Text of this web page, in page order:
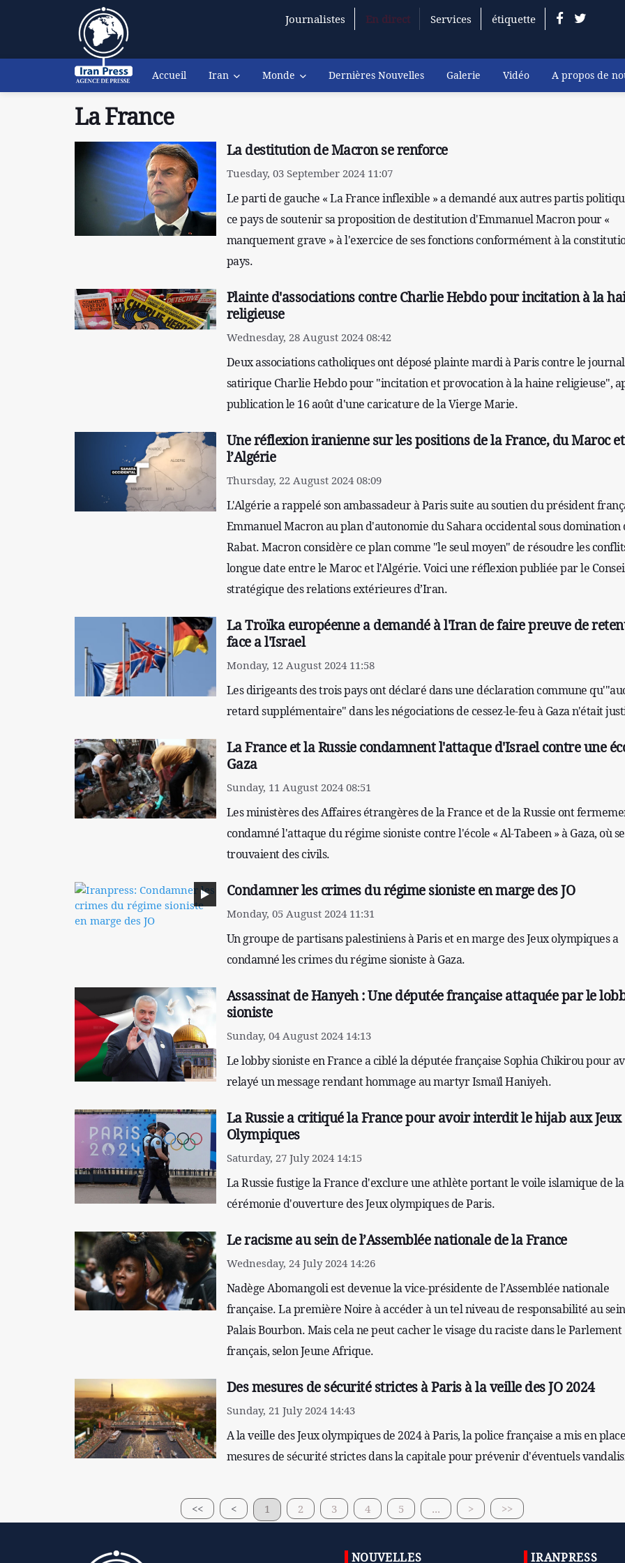
Journalistes En direct Services étiquette
Accueil Iran Monde Dernières Nouvelles Galerie Vidéo A propos de
La France
La destitution de Macron se renforce
Tuesday, 03 September 2024 11:07
Le parti de gauche « La France inflexible » a demandé aux autres partis
ce pays de soutenir sa proposition de destitution d'Emmanuel Macron pour «
manquement grave » à l'exercice de ses fonctions conformément à la
pays.
Plainte d'associations contre Charlie Hebdo pour incitation à la
religieuse
Wednesday, 28 August 2024 08:42
Deux associations catholiques ont déposé plainte mardi à Paris contre le journal
satirique Charlie Hebdo pour "incitation et provocation à la haine religieuse",
publication le 16 août d'une caricature de la Vierge Marie.
Une réflexion iranienne sur les positions de la France, du Maroc
l’Algérie
Thursday, 22 August 2024 08:09
L'Algérie a rappelé son ambassadeur à Paris suite au soutien du président
Emmanuel Macron au plan d'autonomie du Sahara occidental sous domination
Rabat. Macron considère ce plan comme "le seul moyen" de résoudre les
longue date entre le Maroc et l'Algérie. Voici une réflexion publiée par le
stratégique des relations extérieures d’Iran.
La Troïka européenne a demandé à l'Iran de faire preuve de
face a l'Israel
Monday, 12 August 2024 11:58
Les dirigeants des trois pays ont déclaré dans une déclaration commune
retard supplémentaire" dans les négociations de cessez-le-feu à Gaza n'était
La France et la Russie condamnent l'attaque d'Israel contre une
Gaza
Sunday, 11 August 2024 08:51
Les ministères des Affaires étrangères de la France et de la Russie ont
condamné l'attaque du régime sioniste contre l'école « Al-Tabeen » à Gaza, où se
trouvaient des civils.
Condamner les crimes du régime sioniste en marge des JO
Monday, 05 August 2024 11:31
Un groupe de partisans palestiniens à Paris et en marge des Jeux olympiques a
condamné les crimes du régime sioniste à Gaza.
Assassinat de Hanyeh : Une députée française attaquée par le
sioniste
Sunday, 04 August 2024 14:13
Le lobby sioniste en France a ciblé la députée française Sophia Chikirou pour
relayé un message rendant hommage au martyr Ismaïl Haniyeh.
La Russie a critiqué la France pour avoir interdit le hijab aux Jeux
Olympiques
Saturday, 27 July 2024 14:15
La Russie fustige la France d'exclure une athlète portant le voile islamique de la
cérémonie d'ouverture des Jeux olympiques de Paris.
Le racisme au sein de l’Assemblée nationale de la France
Wednesday, 24 July 2024 14:26
Nadège Abomangoli est devenue la vice-présidente de l’Assemblée nationale
française. La première Noire à accéder à un tel niveau de responsabilité au
Palais Bourbon. Mais cela ne peut cacher le visage du raciste dans le Parlement
français, selon Jeune Afrique.
Des mesures de sécurité strictes à Paris à la veille des JO 2024
Sunday, 21 July 2024 14:43
A la veille des Jeux olympiques de 2024 à Paris, la police française a mis en
mesures de sécurité strictes dans la capitale pour prévenir d'éventuels
<< < 1 2 3 4 5 ... > >>
NOUVELLES IRANPRESS